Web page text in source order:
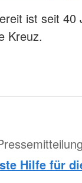
ist seit
Kreuz.
Hilfe für